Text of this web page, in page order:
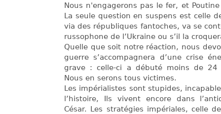
Nous n'engagerons pas le fer, et
La seule question en suspens est celle
via des républiques fantoches, va se
russophone de l’Ukraine ou s’il la
Quelle que soit notre réaction, nous
guerre s’accompagnera d’une crise
grave : celle-ci a débuté moins de 24
Nous en serons tous victimes.
Les impérialistes sont stupides,
l’histoire, Ils vivent encore dans
César. Les stratégies impériales, celle